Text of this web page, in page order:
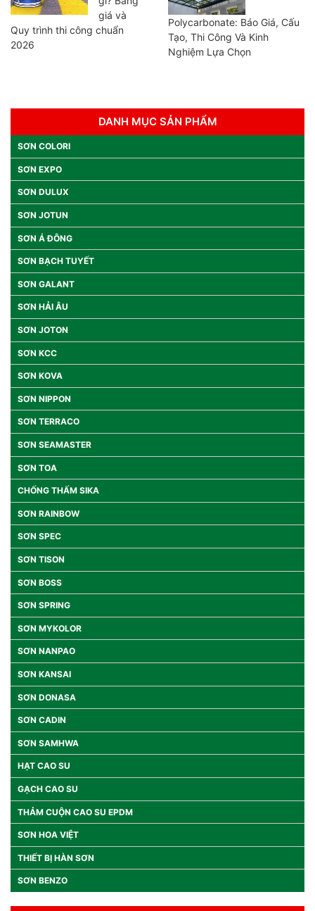
giá và
Quy trình thi công chuẩn
2026
Polycarbonate: Báo Giá, Cấu
Tạo, Thi Công Và Kinh
Nghiệm Lựa Chọn
DANH MỤC SẢN PHẨM
SƠN COLORI
SƠN EXPO
SƠN DULUX
SƠN JOTUN
SƠN Á ĐÔNG
SƠN BẠCH TUYẾT
SƠN GALANT
SƠN HẢI ÂU
SƠN JOTON
SƠN KCC
SƠN KOVA
SƠN NIPPON
SƠN TERRACO
SƠN SEAMASTER
SƠN TOA
CHỐNG THẤM SIKA
SƠN RAINBOW
SƠN SPEC
SƠN TISON
SƠN BOSS
SƠN SPRING
SƠN MYKOLOR
SƠN NANPAO
SƠN KANSAI
SƠN DONASA
SƠN CADIN
SƠN SAMHWA
HẠT CAO SU
GẠCH CAO SU
THẢM CUỘN CAO SU EPDM
SƠN HOA VIỆT
THIẾT BỊ HÀN SƠN
SƠN BENZO